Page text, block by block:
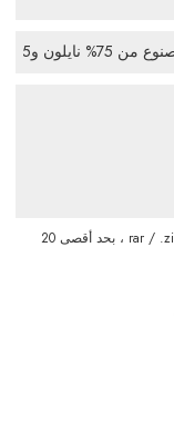
يدعم فقط .rar / .zip / .jpg / .png / .gif / .doc / .xls / .pdf ، بحد أقصى 20